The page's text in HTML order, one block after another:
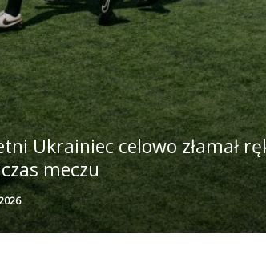
Ukrainiec celowo złamał
meczu